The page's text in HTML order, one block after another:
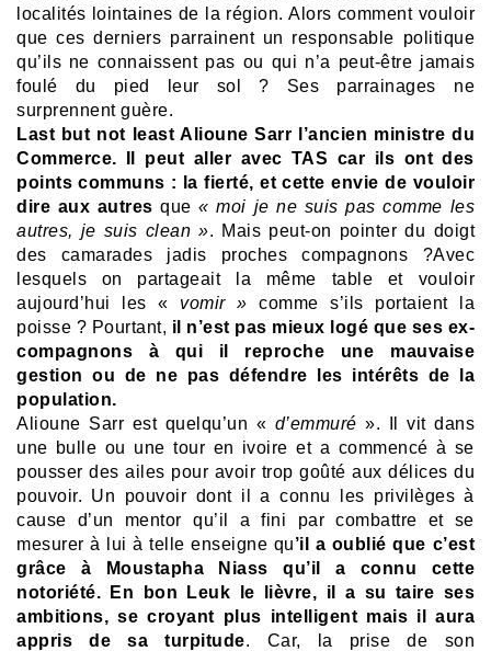
localités lointaines de la région. Alors comment vouloir
que ces derniers parrainent un responsable politique
qu’ils ne connaissent pas ou qui n’a peut-être jamais
foulé du pied leur sol ? Ses parrainages ne
surprennent guère.
Last but not least Alioune Sarr l’ancien ministre du
Commerce. Il peut aller avec TAS car ils ont des
points communs : la fierté, et cette envie de vouloir
dire aux autres que« moi je ne suis pas comme les
autres, je suis clean ». Mais peut-on pointer du doigt
des camarades jadis proches compagnons ?Avec
lesquels on partageait la même table et vouloir
aujourd’hui les « vomir » comme s’ils portaient la
poisse ? Pourtant, il n’est pas mieux logé que ses ex-
compagnons à qui il reproche une mauvaise
gestion ou de ne pas défendre les intérêts de la
population.
Alioune Sarr est quelqu’un « d’emmuré ». Il vit dans
une bulle ou une tour en ivoire et a commencé à se
pousser des ailes pour avoir trop goûté aux délices du
pouvoir. Un pouvoir dont il a connu les privilèges à
cause d’un mentor qu’il a fini par combattre et se
mesurer à lui à telle enseigne qu’il a oublié que c’est
grâce à Moustapha Niass qu’il a connu cette
notoriété. En bon Leuk le lièvre, il a su taire ses
ambitions, se croyant plus intelligent mais il aura
appris de sa turpitude. Car, la prise de son